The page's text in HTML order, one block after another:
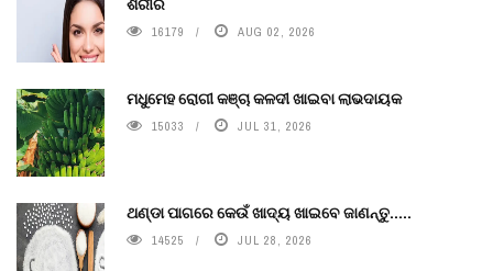
16179 AUG 02, 2026
ମଧୁମେହ ରୋଗୀ କଞ୍ଚା କଳଦୀ ଖାଇବା ଲାଭଦାୟକ
15033 JUL 31, 2026
ଥଣ୍ଡା ପାଗରେ କେଉଁ ଖାଦ୍ୟ ଖାଇବେ ଜାଣନ୍ତୁ.....
14525 JUL 28, 2026